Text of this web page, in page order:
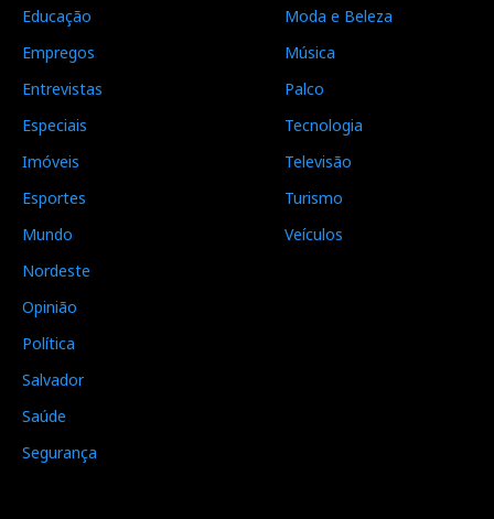
Educação
Empregos
Entrevistas
Especiais
Imóveis
Esportes
Mundo
Nordeste
Opinião
Política
Salvador
Saúde
Segurança
Moda e Beleza
Música
Palco
Tecnologia
Televisão
Turismo
Veículos